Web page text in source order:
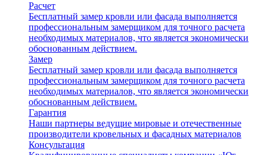
Расчет
Бесплатный замер кровли или фасада выполняется
профессиональным замерщиком для точного расчета
необходимых материалов, что является экономически
обоснованным действием.
Замер
Бесплатный замер кровли или фасада выполняется
профессиональным замерщиком для точного расчета
необходимых материалов, что является экономически
обоснованным действием.
Гарантия
Наши партнеры ведущие мировые и отечественные
производители кровельных и фасадных материалов
Консультация